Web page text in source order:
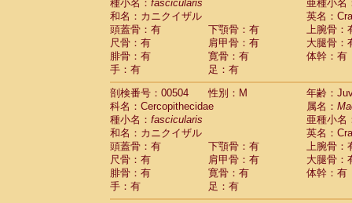
種小名： fascicularis
亜種小名
和名：カニクイザル
英名：
頭蓋骨：有
下顎骨：有
上腕骨：
尺骨：有
肩甲骨：有
大腿骨：
腓骨：有
寛骨：有
体幹：有
手：有
足：有
剖検番号：00504
性別：M
年齢：
科名：Cercopithecidae
属名：
種小名： fascicularis
亜種小名
和名：カニクイザル
英名：
頭蓋骨：有
下顎骨：有
上腕骨：
尺骨：有
肩甲骨：有
大腿骨：
腓骨：有
寛骨：有
体幹：有
手：有
足：有